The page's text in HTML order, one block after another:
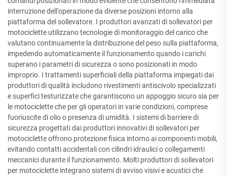
interruzione dell'operazione da diverse posizioni intorno alla
piattaforma del sollevatore. I produttori avanzati di sollevatori per
motociclette utilizzano tecnologie di monitoraggio del carico che
valutano continuamente la distribuzione del peso sulla piattaforma,
impedendo automaticamente il funzionamento quando i carichi
superano i parametri di sicurezza o sono posizionati in modo
improprio. I trattamenti superficiali della piattaforma impiegati dai
produttori di qualità includono rivestimenti antiscivolo specializzati
e superfici testurizzate che garantiscono un appoggio sicuro sia per
le motociclette che per gli operatori in varie condizioni, comprese
fuoriuscite di olio o presenza di umidità. I sistemi di barriere di
sicurezza progettati dai produttori innovativi di sollevatori per
motociclette offrono protezione fisica intorno ai componenti mobili,
evitando contatti accidentali con cilindri idraulici o collegamenti
meccanici durante il funzionamento. Molti produttori di sollevatori
per motociclette integrano sistemi di avviso visivi e acustici che